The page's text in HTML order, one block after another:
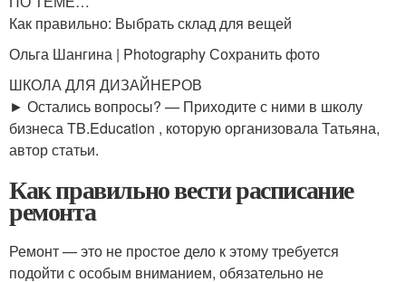
Как правильно: Выбрать склад для вещей
Ольга Шангина | Photography Сохранить фото
ШКОЛА ДЛЯ ДИЗАЙНЕРОВ
► Остались вопросы? — Приходите с ними в школу
бизнеса TB.Education , которую организовала Татьяна,
автор статьи.
Как правильно вести расписание
ремонта
Ремонт — это не простое дело к этому требуется
подойти с особым вниманием, обязательно не